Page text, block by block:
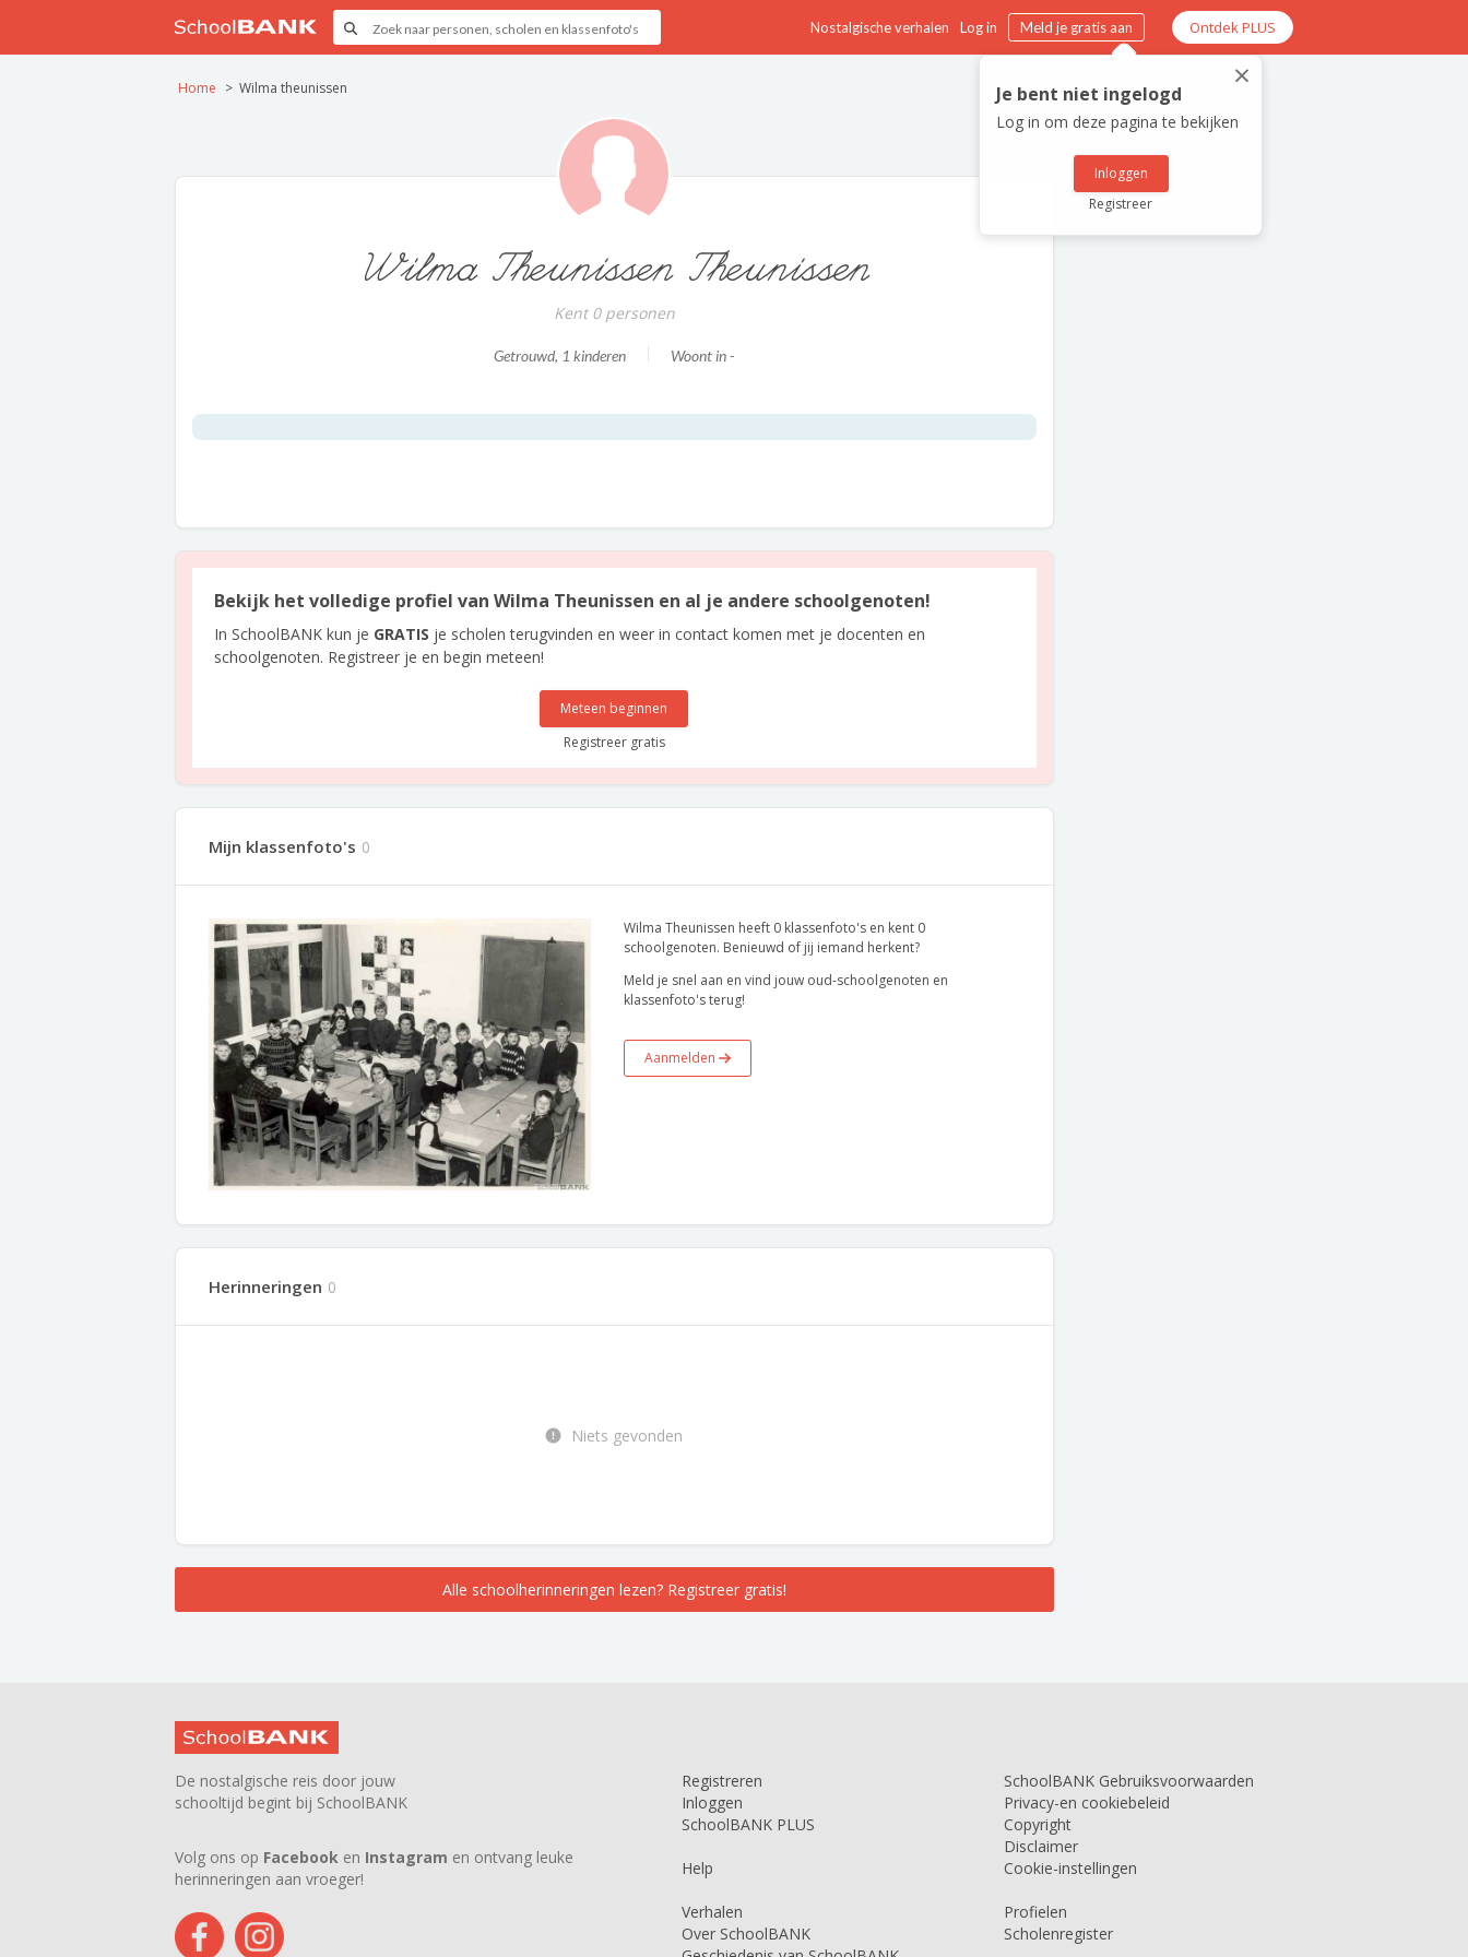
Nostalgische verhalen Log in Meld je gratis aan Ontdek PLUS
×
Je bent niet ingelogd
Log in om deze pagina te bekijken
Inloggen
Registreer
Home Wilma theunissen
Wilma Theunissen Theunissen
Kent 0 personen
Getrouwd, 1 kinderen Woont in -
Bekijk het volledige profiel van Wilma Theunissen en al je andere schoolgenoten!
In SchoolBANK kun je GRATIS je scholen terugvinden en weer in contact komen met je docenten en
schoolgenoten. Registreer je en begin meteen!
Meteen beginnen
Registreer gratis
Mijn klassenfoto's 0
Wilma Theunissen heeft 0 klassenfoto's en kent 0
schoolgenoten. Benieuwd of jij iemand herkent?
Meld je snel aan en vind jouw oud-schoolgenoten en
klassenfoto's terug!
Aanmelden
Herinneringen 0
Niets gevonden
Alle schoolherinneringen lezen? Registreer gratis!
De nostalgische reis door jouw
schooltijd begint bij SchoolBANK
Volg ons op Facebook en Instagram en ontvang leuke
herinneringen aan vroeger!
Registreren
Inloggen
SchoolBANK PLUS
Help
Verhalen
Over SchoolBANK
SchoolBANK Gebruiksvoorwaarden
Privacy-en cookiebeleid
Copyright
Disclaimer
Cookie-instellingen
Profielen
Scholenregister